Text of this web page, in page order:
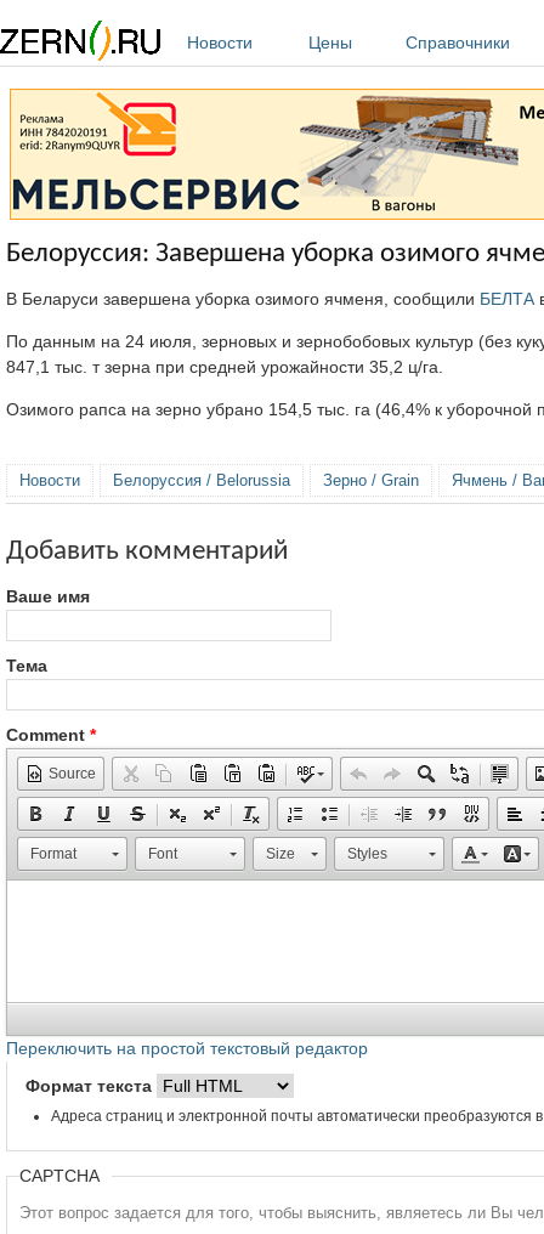
Новости
Цены Справочники
Белоруссия: Завершена уборка озимого
В Беларуси завершена уборка озимого ячменя, сообщили БЕЛТА
По данным на 24 июля, зерновых и зернобобовых культур (без
847,1 тыс. т зерна при средней урожайности 35,2 ц/га.
Озимого рапса на зерно убрано 154,5 тыс. га (46,4% к
Новости Белоруссия / Belorussia Зерно / Grain Ячмень /
Добавить комментарий
Ваше имя
Тема
Comment *
Source
Format Font Size Styles
Переключить на простой текстовый редактор
Формат текста
Адреса страниц и электронной почты автоматически преобразуются
CAPTCHA
Этот вопрос задается для того, чтобы выяснить, являетесь ли Вы